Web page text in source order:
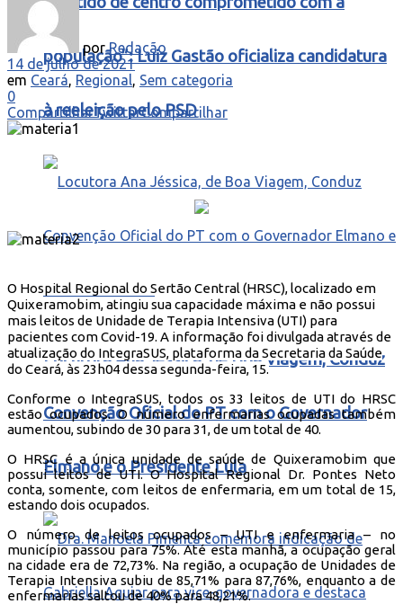
população”: Luiz Gastão oficializa candidatura
à reeleição pelo PSD
Locutora Ana Jéssica, de Boa Viagem, Conduz
Convenção Oficial do PT com o Governador
Elmano e o Presidente Lula
por Redação
14 de julho de 2021
em Ceará, Regional, Sem categoria
0
CompartilharTwittarCompartilhar
O Hospital Regional do Sertão Central (HRSC), localizado em
Quixeramobim, atingiu sua capacidade máxima e não possui
mais leitos de Unidade de Terapia Intensiva (UTI) para
pacientes com Covid-19. A informação foi divulgada através de
atualização do IntegraSUS, plataforma da Secretaria da Saúde
do Ceará, às 23h04 dessa segunda-feira, 15.
Conforme o IntegraSUS, todos os 33 leitos de UTI do HRSC
estão ocupados. O número enfermarias ocupadas também
aumentou, subindo de 30 para 31, de um total de 40.
O HRSC é a única unidade de saúde de Quixeramobim que
possui leitos de UTI. O Hospital Regional Dr. Pontes Neto
conta, somente, com leitos de enfermaria, em um total de 15,
estando dois ocupados.
O número de leitos ocupados – UTI e enfermaria – no
município passou para 75%. Até esta manhã, a ocupação geral
na cidade era de 72,73%. Na região, a ocupação de Unidades de
Terapia Intensiva subiu de 85,71% para 87,76%, enquanto a de
enfermarias saltou de 40% para 48,21%.